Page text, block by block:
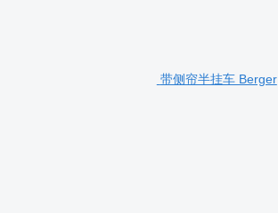
带侧帘半挂车 Berger